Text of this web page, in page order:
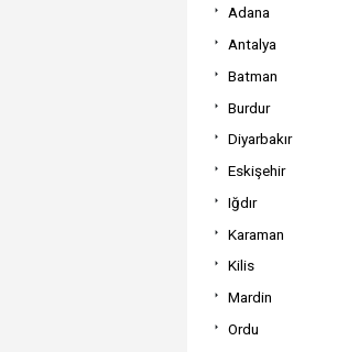
Adana
Antalya
Batman
Burdur
Diyarbakır
Eskişehir
Iğdır
Karaman
Kilis
Mardin
Ordu